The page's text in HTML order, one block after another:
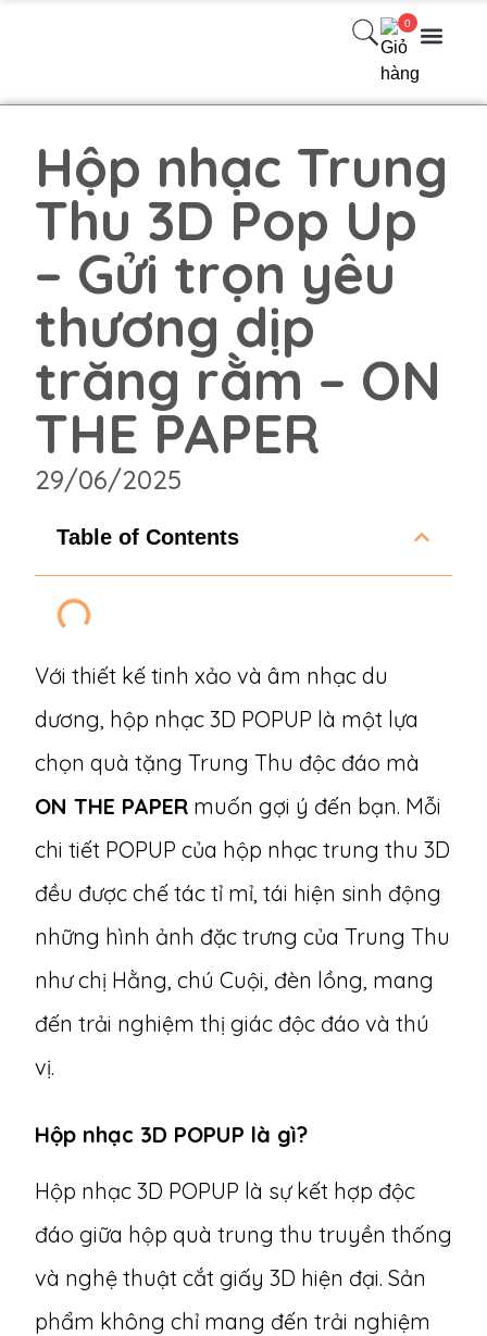
0
Hộp nhạc Trung
Thu 3D Pop Up
– Gửi trọn yêu
thương dịp
trăng rằm – ON
THE PAPER
29/06/2025
Table of Contents
Với thiết kế tinh xảo và âm nhạc du
dương, hộp nhạc 3D POPUP là một lựa
chọn quà tặng Trung Thu độc đáo mà
ON THE PAPER muốn gợi ý đến bạn. Mỗi
chi tiết POPUP của hộp nhạc trung thu 3D
đều được chế tác tỉ mỉ, tái hiện sinh động
những hình ảnh đặc trưng của Trung Thu
như chị Hằng, chú Cuội, đèn lồng, mang
đến trải nghiệm thị giác độc đáo và thú
vị.
Hộp nhạc 3D POPUP là gì?
Hộp nhạc 3D POPUP là sự kết hợp độc
đáo giữa hộp quà trung thu truyền thống
và nghệ thuật cắt giấy 3D hiện đại. Sản
phẩm không chỉ mang đến trải nghiệm